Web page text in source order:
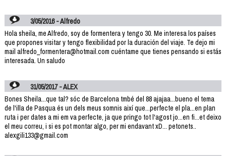
3/05/2016 - Alfredo
Hola sheila, me Alfredo, soy de formentera y tengo 30. Me interesa los países
que propones visitar y tengo flexibilidad por la duración del viaje. Te dejo mi
mail alfredo_formentera@hotmail.com cuéntame que tienes pensando si estás
interesada. Un saludo
31/05/2017 - ALEX
Bones Sheila...que tal? sóc de Barcelona tmbé del 88 ajajaa...bueno el tema
de l'illa de Pasqua és un dels meus somnis així que...perfecte el pla...en plan
ruta i per dates a mi em va perfecte, ja que pringo tot l'agost jo...en fi...et deixo
el meu correu, i si es pot montar algo, per mi endavant xD... petonets..
alexgili133@gmail.com